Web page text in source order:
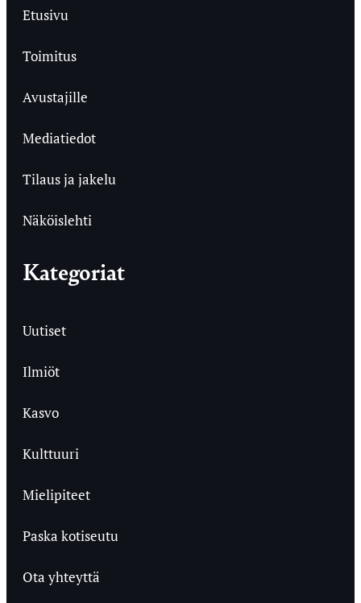
Etusivu
Toimitus
Avustajille
Mediatiedot
Tilaus ja jakelu
Näköislehti
Kategoriat
Uutiset
Ilmiöt
Kasvo
Kulttuuri
Mielipiteet
Paska kotiseutu
Ota yhteyttä